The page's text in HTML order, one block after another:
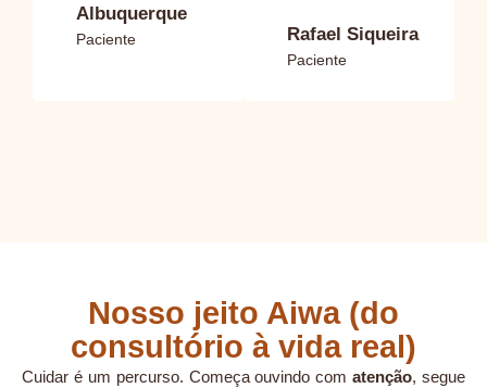
Albuquerque
Paciente Rafael Siqueira
Paciente
Nosso jeito Aiwa (do
consultório à vida real)
Cuidar é um percurso. Começa ouvindo comatenção, segue